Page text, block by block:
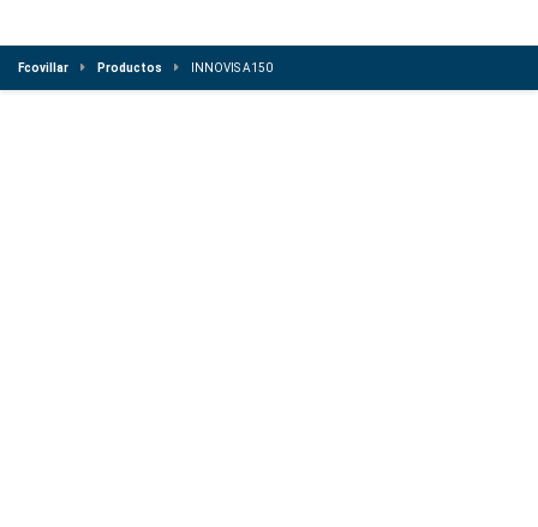
Fcovillar Productos INNOVIS A150